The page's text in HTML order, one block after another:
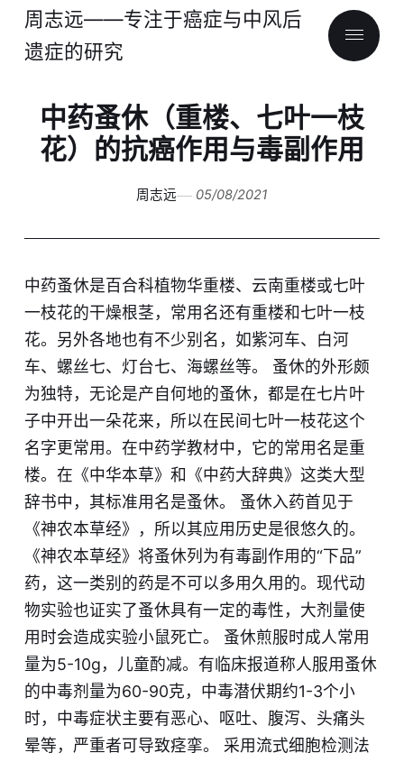
周志远——专注于癌症与中风后
遗症的研究
中药蚤休（重楼、七叶一枝
花）的抗癌作用与毒副作用
周志远 05/08/2021
中药蚤休是百合科植物华重楼、云南重楼或七叶
一枝花的干燥根茎，常用名还有重楼和七叶一枝
花。另外各地也有不少别名，如紫河车、白河
车、螺丝七、灯台七、海螺丝等。 蚤休的外形颇
为独特，无论是产自何地的蚤休，都是在七片叶
子中开出一朵花来，所以在民间七叶一枝花这个
名字更常用。在中药学教材中，它的常用名是重
楼。在《中华本草》和《中药大辞典》这类大型
辞书中，其标准用名是蚤休。 蚤休入药首见于
《神农本草经》，所以其应用历史是很悠久的。
《神农本草经》将蚤休列为有毒副作用的“下品”
药，这一类别的药是不可以多用久用的。现代动
物实验也证实了蚤休具有一定的毒性，大剂量使
用时会造成实验小鼠死亡。 蚤休煎服时成人常用
量为5-10g，儿童酌减。有临床报道称人服用蚤休
的中毒剂量为60-90克，中毒潜伏期约1-3个小
时，中毒症状主要有恶心、呕吐、腹泻、头痛头
晕等，严重者可导致痉挛。 采用流式细胞检测法